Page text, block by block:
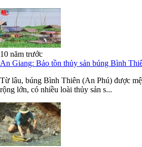
10 năm trước
An Giang: Bảo tồn thủy sản búng Bình
Từ lâu, búng Bình Thiên (An Phú) được
rộng lớn, có nhiều loài thủy sản s...